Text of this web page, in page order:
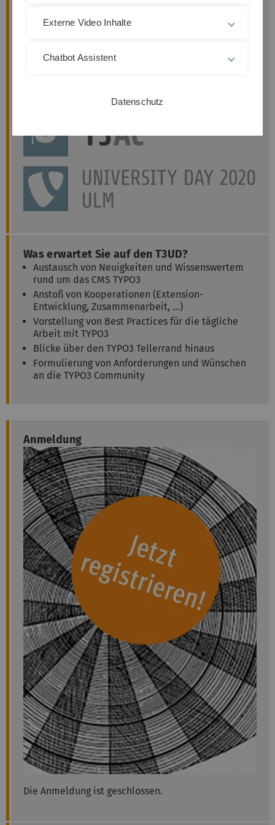
Die Teilnahme wird kostenlos sein.
Was erwartet Sie auf den T3UD?
Austausch von Neuigkeiten und Wissenswertem
rund um das CMS TYPO3
Anstoß von Kooperationen (Extension-
Entwicklung, Zusammenarbeit, ...)
Vorstellung von Best Practices für die tägliche
Arbeit mit TYPO3
Blicke über den TYPO3 Tellerrand hinaus
Formulierung von Anforderungen und Wünschen
an die TYPO3 Community
Anmeldung
Die Anmeldung ist geschlossen.
Externe Video Inhalte
Chatbot Assistent
Datenschutz